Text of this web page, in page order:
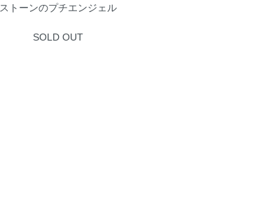
ストーンのプチエンジェル
SOLD OUT